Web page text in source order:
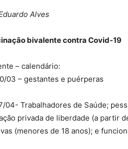
Alves
bivalente contra Covid-19
– calendário:
03 – gestantes e puérperas
04- Trabalhadores de Saúde;
privada de liberdade (a partir
(menores de 18 anos); e